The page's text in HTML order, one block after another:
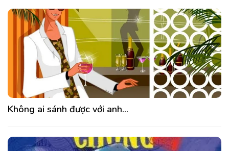
Không ai sánh được với anh…